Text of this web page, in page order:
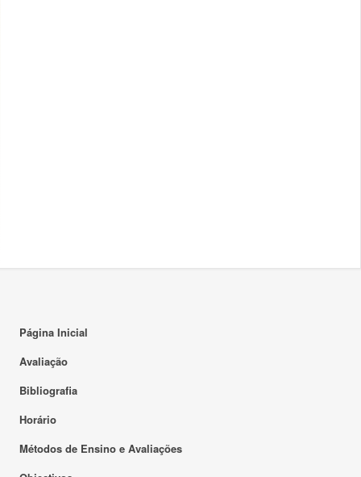
Página Inicial
Avaliação
Bibliografia
Horário
Métodos de Ensino e Avaliações